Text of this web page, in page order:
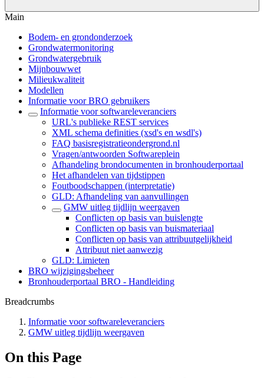
Main
Bodem- en grondonderzoek
Grondwatermonitoring
Grondwatergebruik
Mijnbouwwet
Milieukwaliteit
Modellen
Informatie voor BRO gebruikers
Informatie voor softwareleveranciers
URL's publieke REST services
XML schema definities (xsd's en wsdl's)
FAQ basisregistratieondergrond.nl
Vragen/antwoorden Softwareplein
Afhandeling brondocumenten in bronhouderportaal
Het afhandelen van tijdstippen
Foutboodschappen (interpretatie)
GLD: Afhandeling van aanvullingen
GMW uitleg tijdlijn weergaven
Conflicten op basis van buislengte
Conflicten op basis van buismateriaal
Conflicten op basis van attribuutgelijkheid
Attribuut niet aanwezig
GLD: Limieten
BRO wijzigingsbeheer
Bronhouderportaal BRO - Handleiding
Breadcrumbs
Informatie voor softwareleveranciers
GMW uitleg tijdlijn weergaven
On this Page